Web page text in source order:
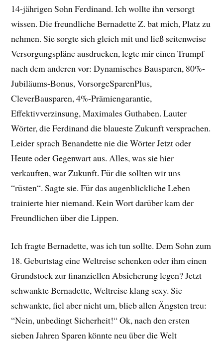
14-jährigen Sohn Ferdinand. Ich wollte ihn versorgt
wissen. Die freundliche Bernadette Z. bat mich, Platz zu
nehmen. Sie sorgte sich gleich mit und ließ seitenweise
Versorgungspläne ausdrucken, legte mir einen Trumpf
nach dem anderen vor: Dynamisches Bausparen, 80%-
Jubiläums-Bonus, VorsorgeSparenPlus,
CleverBausparen, 4%-Prämiengarantie,
Effektivverzinsung, Maximales Guthaben. Lauter
Wörter, die Ferdinand die blaueste Zukunft versprachen.
Leider sprach Benandette nie die Wörter Jetzt oder
Heute oder Gegenwart aus. Alles, was sie hier
verkauften, war Zukunft. Für die sollten wir uns
“rüsten“. Sagte sie. Für das augenblickliche Leben
trainierte hier niemand. Kein Wort darüber kam der
Freundlichen über die Lippen.
Ich fragte Bernadette, was ich tun sollte. Dem Sohn zum
18. Geburtstag eine Weltreise schenken oder ihm einen
Grundstock zur finanziellen Absicherung legen? Jetzt
schwankte Bernadette, Weltreise klang sexy. Sie
schwankte, fiel aber nicht um, blieb allen Ängsten treu:
“Nein, unbedingt Sicherheit!“ Ok, nach den ersten
sieben Jahren Sparen könnte neu über die Welt